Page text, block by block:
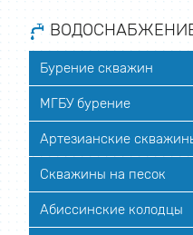
Бурение скважин
МГБУ бурение
Артезианские
Скважины на песок
Абиссинские колодцы